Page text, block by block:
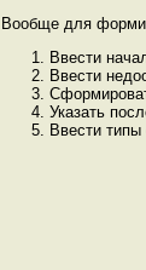
Вообще для
Ввести
Ввести
Указать
Ввести